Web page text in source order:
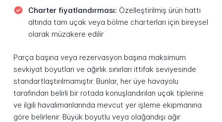
Charter fiyatlandırması: Özelleştirilmiş ürün hattı
altında tam uçak veya bölme charterları için bireysel
olarak müzakere edilir
Parça başına veya rezervasyon başına maksimum
sevkiyat boyutları ve ağırlık sınırları ittifak seviyesinde
standartlaştırılmamıştır. Bunlar, her üye havayolu
tarafından belirli bir rotada konuşlandırılan uçak tiplerine
ve ilgili havalimanlarında mevcut yer işleme ekipmanına
göre belirlenir. Büyük boyutlu veya olağandışı ağır